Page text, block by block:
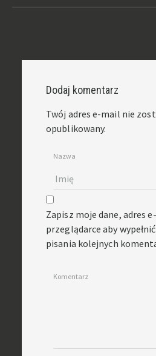
Dodaj komentarz
Twój adres e-mail nie
opublikowany.
Nazwa
Zapisz moje dane, adres
przeglądarce aby
pisania kolejnych
Komentarz